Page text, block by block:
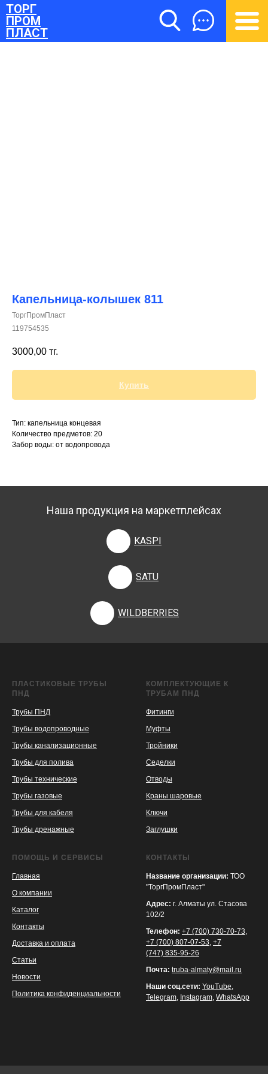
ТОРГ
ПРОМ
ПЛАСТ
Капельница-колышек 811
ТоргПромПласт
119754535
3000,00 тг.
Купить
Тип: капельница концевая
Количество предметов: 20
Забор воды: от водопровода
Наша продукция на маркетплейсах
KASPI
SATU
WILDBERRIES
ПЛАСТИКОВЫЕ ТРУБЫ
ПНД
Трубы ПНД
Трубы водопроводные
Трубы канализационные
Трубы для полива
Трубы технические
Трубы газовые
Трубы для кабеля
Трубы дренажные
КОМПЛЕКТУЮЩИЕ К
ТРУБАМ ПНД
Фитинги
Муфты
Тройники
Седелки
Отводы
Краны шаровые
Ключи
Заглушки
ПОМОЩЬ И СЕРВИСЫ
Главная
О компании
Каталог
Контакты
Доставка и оплата
Статьи
Новости
Политика конфиденциальности
КОНТАКТЫ
Название организации: ТОО
"ТоргПромПласт"
Адрес: г. Алматы ул. Стасова
102/2
Телефон: +7 (700) 730-70-73,
+7 (700) 807-07-53, +7
(747) 835-95-26
Почта: truba-almaty@mail.ru
Наши соц.сети: YouTube,
Telegram, Instagram, WhatsApp